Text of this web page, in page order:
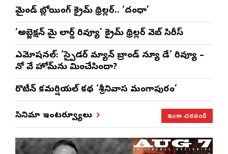
మైండ్ బ్లోయింగ్ క్రైమ్ థ్రిల్లర్.. ‘దంధా’
‘అబ్జెక్ష‌న్ మై లార్డ్ రివ్యూ’ క్రైమ్ థ్రిల్ల‌ర్ వెబ్ సిరీస్
ఎమోష‌న‌ల్‌: ‘స్పైడర్ మ్యాన్ బ్రాండ్ న్యూ డే’ రివ్యూ –
నో వే హోమ్‌ను మించేసిందా?
రొటీన్‌ కమర్షియల్‌ కథ ‘శ్రీనివాస మంగాపురం’
సినిమా ఇంటర్వ్యూలు ఇంకా చదవండి